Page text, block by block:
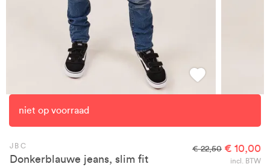
niet op voorraad
JBC
Donkerblauwe jeans, slim fit
€ 22,50 € 10,00
incl. BTW